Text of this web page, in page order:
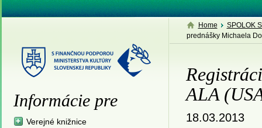
Home
SPOLOK
prednášky Michaela
ALA
18.03.2013
Informácie pre
Verejné knižnice